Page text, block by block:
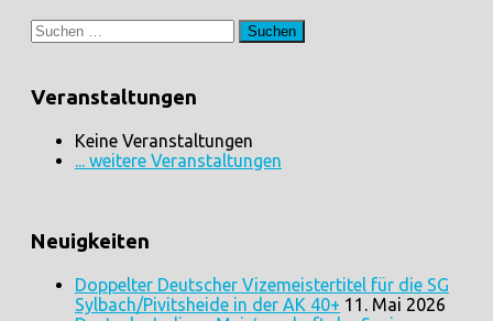
Suchen
nach:
Veranstaltungen
Keine Veranstaltungen
... weitere Veranstaltungen
Neuigkeiten
Doppelter Deutscher Vizemeistertitel für die SG
Sylbach/Pivitsheide in der AK 40+ 11. Mai 2026